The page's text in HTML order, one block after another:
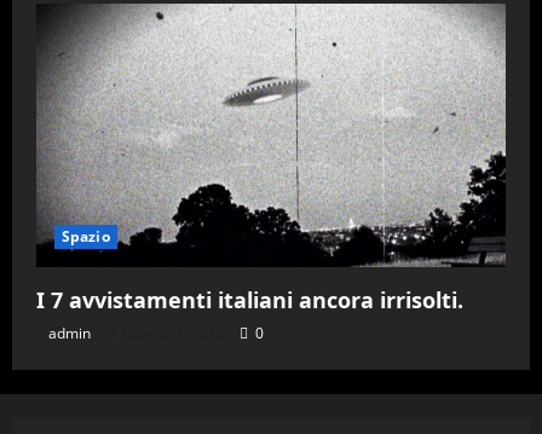
Spazio
I 7 avvistamenti italiani ancora irrisolti.
admin 0